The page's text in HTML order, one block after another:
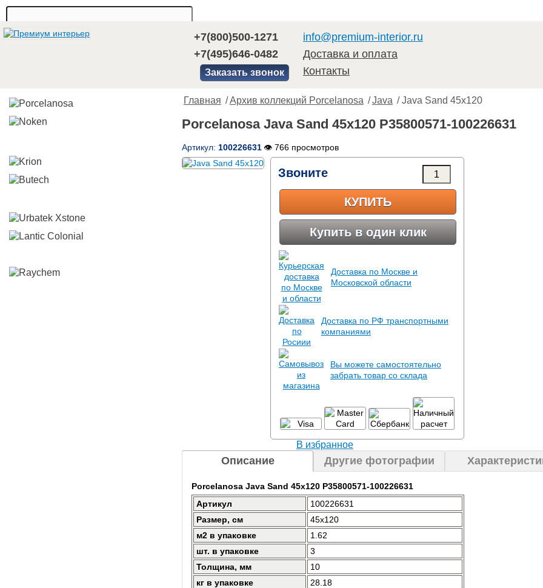
+7(800)500-1271
+7(495)646-0482
Заказать звонок
info@premium-interior.ru
Доставка и оплата
Контакты
Главная /Архив коллекций Porcelanosa /Java / Java Sand 45x120
Porcelanosa Java Sand 45x120 P35800571-100226631
Артикул: 100226631 👁 766 просмотров
Звоните
КУПИТЬ
Купить в один клик
Доставка по Москве и
Московской области
Доставка по РФ транспортными
компаниями
Вы можете самостоятельно
забрать товар со склада
В избранное
Описание Другие фотографии
Porcelanosa Java Sand 45x120 P35800571-100226631
Артикул
100226631
Размер, см
45x120
м2 в упаковке
1.62
шт. в упаковке
3
Толщина, мм
10
кг в упаковке
28.18